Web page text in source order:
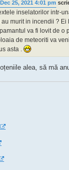
25, 2021 4:01 pm
inselatorilor intr-
murit in incendii ?
va fi lovit de o
de meteoriti va
asta .
alea, să mă